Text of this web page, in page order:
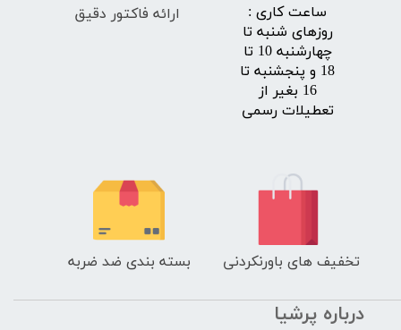
​ساعت کاری :
روزهای شنبه تا
چهارشنبه 10 تا
18 و پنجشنبه تا
16 بغیر از
تعطیلات رسمی
تخفیف های باورنکردنی بسته بندی ضد ضربه
ارائه فاکتور دقیق
درباره پرشیا